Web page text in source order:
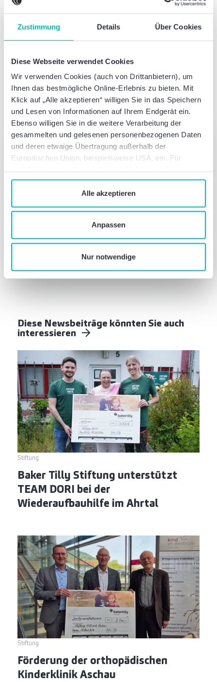
Zustimmung Details Über Cookies
Diese Webseite verwendet Cookies
Wir verwenden Cookies (auch von Drittanbietern), um
Ihnen das bestmögliche Online-Erlebnis zu bieten. Mit
Klick auf „Alle akzeptieren“ willigen Sie in das Speichern
und Lesen von Informationen auf Ihrem Endgerät ein.
Ebenso willigen Sie in die weitere Verarbeitung der
gesammelten und gelesenen personenbezogenen Daten
und deren etwaige Übertragung außerhalb der
Europäischen Union, beispielsweise USA, ein. Für
Verwaltung von Cookies klicken Sie auf „Details“. Mit
dem Klick auf „Cookies verbieten“ lehnen Sie die
Verwendung von zustimmungspflichtigen Cookies ab. Sie
, wenn Sie unsere Webseite
nutzen.
Alle akzeptieren
Anpassen
Nur notwendige
Diesen Beitrag teilen:
Autor dieses Artikels
Thomas Mattheis
Of Counsel und Geschäftsführer der Baker
Tilly Stiftung
Wirtschaftsprüfer, Steuerberater
Was können wir für Sie tun?
Sprechen Sie mit uns – einfach unverbindlich
Jetzt Kontakt aufnehmen
Diese Newsbeiträge könnten Sie auch
interessieren
Stiftung
Baker Tilly Stiftung unterstützt
TEAM DORI bei der
Wiederaufbauhilfe im Ahrtal
Stiftung
Förderung der orthopädischen
Kinderklinik Aschau